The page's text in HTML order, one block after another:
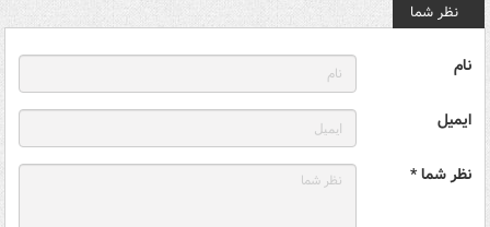
نظر شما
نام
ایمیل
نظر شما *